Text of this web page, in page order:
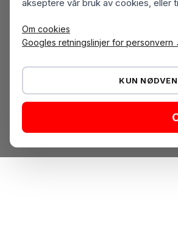
akseptere vår bruk av cookies, eller
Om cookies
Googles retningslinjer for personvern
KUN